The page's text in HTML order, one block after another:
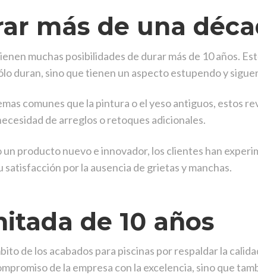
más de una
muchas posibilidades de durar más de 10 años.
duran, sino que tienen un aspecto estupendo y
comunes que la pintura o el yeso antiguos, estos
de arreglos o retoques adicionales.
producto nuevo e innovador, los clientes han
satisfacción por la ausencia de grietas y manchas.
de 10 años
de los acabados para piscinas por respaldar la
de la empresa con la excelencia, sino que